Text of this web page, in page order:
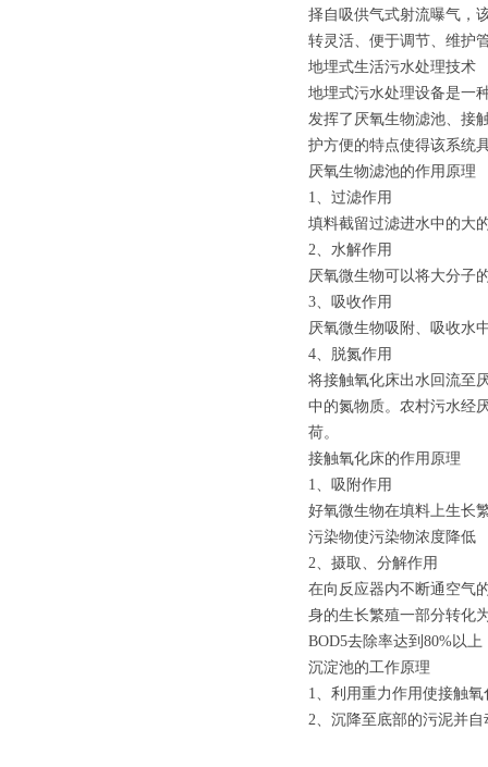
择自吸供气式射流曝气，
转灵活、便于调节、维护
地埋式生活污水处理技术
地埋式污水处理设备是一
发挥了厌氧生物滤池、接
护方便的特点使得该系统
厌氧生物滤池的作用原理
1、过滤作用
填料截留过滤进水中的大
2、水解作用
厌氧微生物可以将大分子
3、吸收作用
厌氧微生物吸附、吸收水
4、脱氮作用
将接触氧化床出水回流至
中的氮物质。农村污水经
荷。
接触氧化床的作用原理
1、吸附作用
好氧微生物在填料上生长
污染物使污染物浓度降低
2、摄取、分解作用
在向反应器内不断通空气
身的生长繁殖一部分转化
BOD5去除率达到80%以
沉淀池的工作原理
1、利用重力作用使接触
2、沉降至底部的污泥并